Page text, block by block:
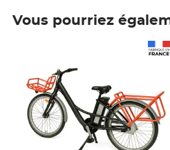
Vous pourriez